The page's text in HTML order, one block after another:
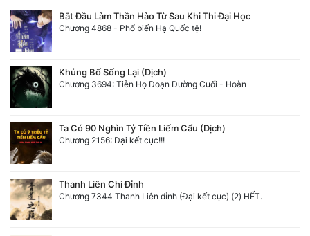
Bắt Đầu Làm Thần Hào Từ Sau Khi Thi Đại Học
Chương 4868 - Phổ biến Hạ Quốc tệ!
Khủng Bố Sống Lại (Dịch)
Chương 3694: Tiễn Họ Đoạn Đường Cuối - Hoàn
Ta Có 90 Nghìn Tỷ Tiền Liếm Cẩu (Dịch)
Chương 2156: Đại kết cục!!!
Thanh Liên Chi Đỉnh
Chương 7344 Thanh Liên đỉnh (Đại kết cục) (2) HẾT.